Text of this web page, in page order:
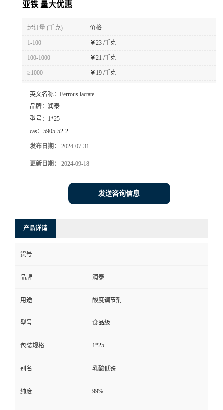
亚铁 量大优惠
起订量 (千克) 价格
1-100 ￥23 /千克
100-1000 ￥21 /千克
≥1000 ￥ 19 /千克
英文名称： Ferrous lactate
品牌： 润泰
型号： 1*25
cas： 5905-52-2
发布日期： 2024-07-31
更新日期： 2024-09-18
发送咨询信息
产品详请
货号
品牌 润泰
用途 酸度调节剂
型号 食品级
包装规格 1*25
别名 乳酸低铁
纯度 99%